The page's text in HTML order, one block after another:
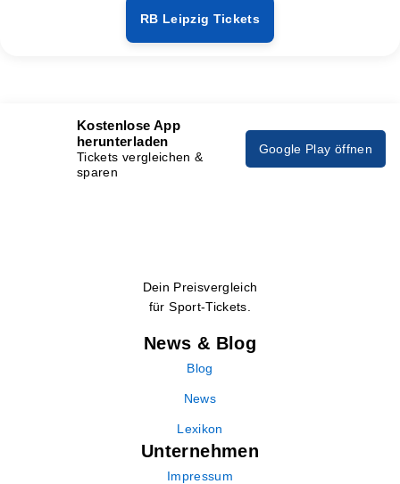
RB Leipzig Tickets
Kostenlose App
herunterladen
Tickets vergleichen &
sparen
Google Play öffnen
Dein Preisvergleich
für Sport-Tickets.
News & Blog
Blog
News
Lexikon
Unternehmen
Impressum